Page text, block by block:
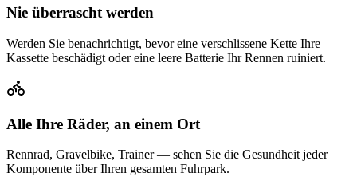
Nie überrascht werden
Werden Sie benachrichtigt, bevor eine verschlissene Kette Ihre
Kassette beschädigt oder eine leere Batterie Ihr Rennen ruiniert.
Alle Ihre Räder, an einem Ort
Rennrad, Gravelbike, Trainer — sehen Sie die Gesundheit jeder
Komponente über Ihren gesamten Fuhrpark.